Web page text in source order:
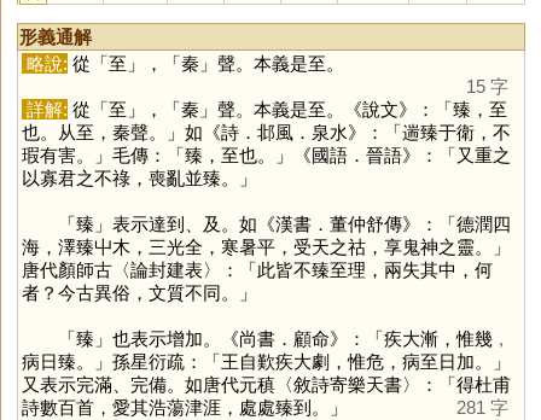
形義通解
略說: 從「至 」，「秦 」聲。本義是至。
15 字
詳解: 從「至 」，「秦 」聲。本義是至。《說文》：「臻，至
也。从至，秦聲。」如《詩．邶風．泉水》：「遄臻于衛，不
瑕有害。」毛傳：「臻，至也。」《國語．晉語》：「又重之
以寡君之不祿，喪亂並臻。」
「臻 」表示達到、及。如《漢書．董仲舒傳》：「德潤四
海，澤臻屮木，三光全，寒暑平，受天之祜，享鬼神之靈。」
唐代顏師古〈論封建表〉：「此皆不臻至理，兩失其中，何
者？今古異俗，文質不同。」
「臻 」也表示增加。《尚書．顧命》：「疾大漸，惟幾﹐
病日臻。」孫星衍疏：「王自歎疾大劇，惟危，病至日加。」
又表示完滿、完備。如唐代元稹〈敘詩寄樂天書〉：「得杜甫
詩數百首，愛其浩蕩津涯，處處臻到。」
281 字